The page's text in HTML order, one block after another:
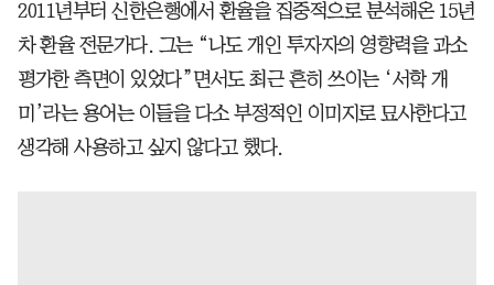
2011년부터 신한은행에서 환율을 집중적으로 분석해온 15년
차 환율 전문가다. 그는 “나도 개인 투자자의 영향력을 과소
평가한 측면이 있었다”면서도 최근 흔히 쓰이는 ‘서학 개
미’라는 용어는 이들을 다소 부정적인 이미지로 묘사한다고
생각해 사용하고 싶지 않다고 했다.